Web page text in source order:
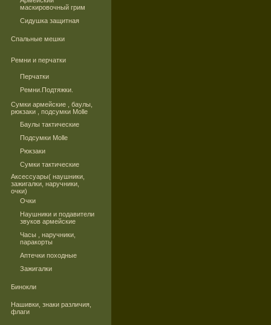
маскировочный грим
Сидушка защитная
Спальные мешки
Ремни и перчатки
Перчатки
Ремни.Подтяжки.
Сумки армейские , баулы,
рюкзаки , подсумки Molle
Баулы тактические
Подсумки Molle
Рюкзаки
Сумки тактические
Аксессуары( наушники,
зажигалки, наручники,
очки)
Очки
Наушники и подавители
звуков армейские
Часы , наручники,
паракорты
Аптечки походные
Зажигалки
Бинокли
Нашивки, знаки различия,
флаги